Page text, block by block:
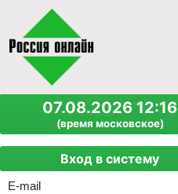
07.08.2026 12:16
(время московское)
Вход в систему
E-mail